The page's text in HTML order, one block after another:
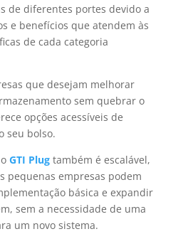
de diferentes portes devido a
e benefícios que atendem às
de cada categoria
que desejam melhorar
sem quebrar o
opções acessíveis de
seu bolso.
GTI Plugtambém é escalável,
pequenas empresas podem
básica e expandir
sem a necessidade de uma
um novo sistema.